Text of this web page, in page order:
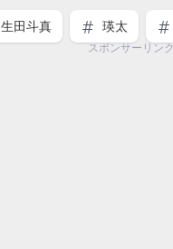
生田斗真 瑛太
スポンサーリンク